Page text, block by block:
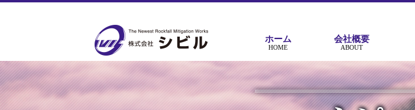
ホーム
HOME
会社概要
ABOUT